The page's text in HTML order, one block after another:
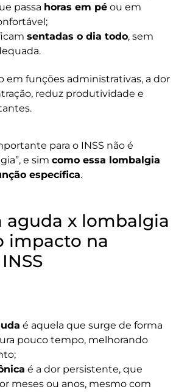
passa horas em pé ou em
sentadas o dia todo, sem
em funções administrativas, a dor
reduz produtividade e
para o INSS não é
e sim como essa lombalgia
específica.
aguda x lombalgia
impacto na
é aquela que surge de forma
pouco tempo, melhorando
é a dor persistente, que
meses ou anos, mesmo com